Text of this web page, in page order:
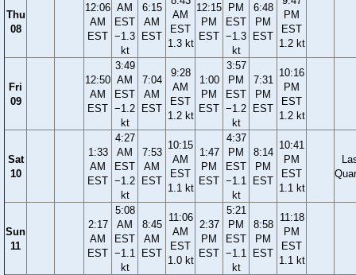
Thu
08
12:06
AM
EST
AM
EST
−1.3
kt
6:15
AM
EST
AM
EST
1.3 kt
12:15
PM
EST
PM
EST
−1.3
kt
6:48
PM
EST
PM
EST
1.2 kt
Fri
09
12:50
AM
EST
3:49
AM
EST
−1.2
kt
7:04
AM
EST
9:28
AM
EST
1.2 kt
1:00
PM
EST
3:57
PM
EST
−1.2
kt
7:31
PM
EST
10:16
PM
EST
1.2 kt
Sat
10
1:33
AM
EST
4:27
AM
EST
−1.2
kt
7:53
AM
EST
10:15
AM
EST
1.1 kt
1:47
PM
EST
4:37
PM
EST
−1.1
kt
8:14
PM
EST
10:41
PM
EST
1.1 kt
Sun
11
2:17
AM
EST
5:08
AM
EST
−1.1
kt
8:45
AM
EST
11:06
AM
EST
1.0 kt
2:37
PM
EST
5:21
PM
EST
−1.1
kt
8:58
PM
EST
11:18
PM
EST
1.1 kt